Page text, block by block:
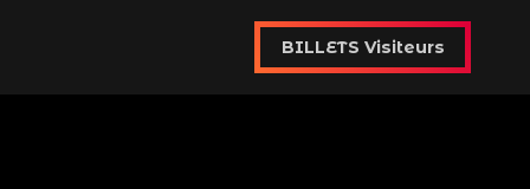
BILLETS Visiteurs